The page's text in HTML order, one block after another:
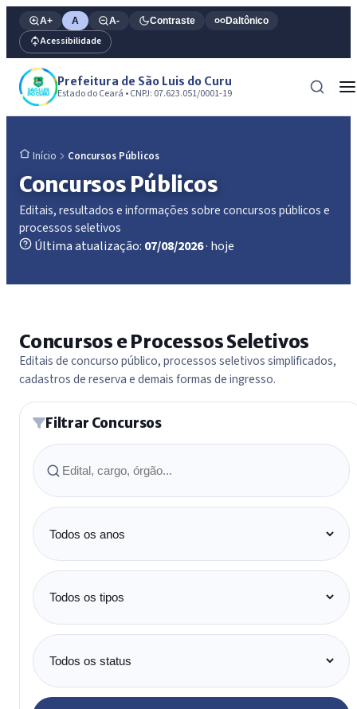
A+ A A- Contraste Daltônico
Acessibilidade
Prefeitura de São Luis do Curu
Estado do Ceará • CNPJ: 07.623.051/0001-19
Início Concursos Públicos
Concursos Públicos
Editais, resultados e informações sobre concursos públicos e
processos seletivos
Última atualização: 07/08/2026· hoje
Concursos e Processos Seletivos
Editais de concurso público, processos seletivos simplificados,
cadastros de reserva e demais formas de ingresso.
Filtrar Concursos
Buscar
Ano
Tipo
Status